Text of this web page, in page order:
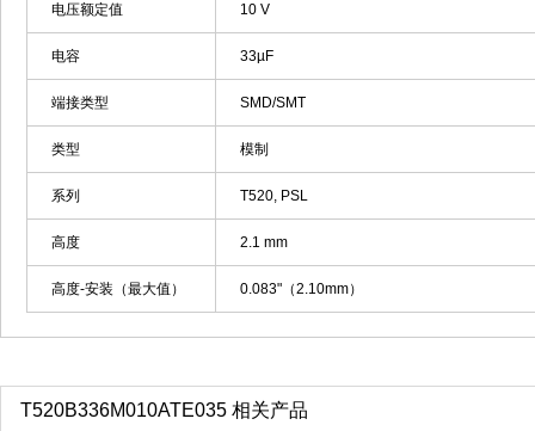
电压额定值 10 V
电容 33µF
端接类型 SMD/SMT
类型 模制
系列 T520, PSL
高度 2.1 mm
高度-安装（最大值） 0.083"（2.10mm）
T520B336M010ATE035 相关产品